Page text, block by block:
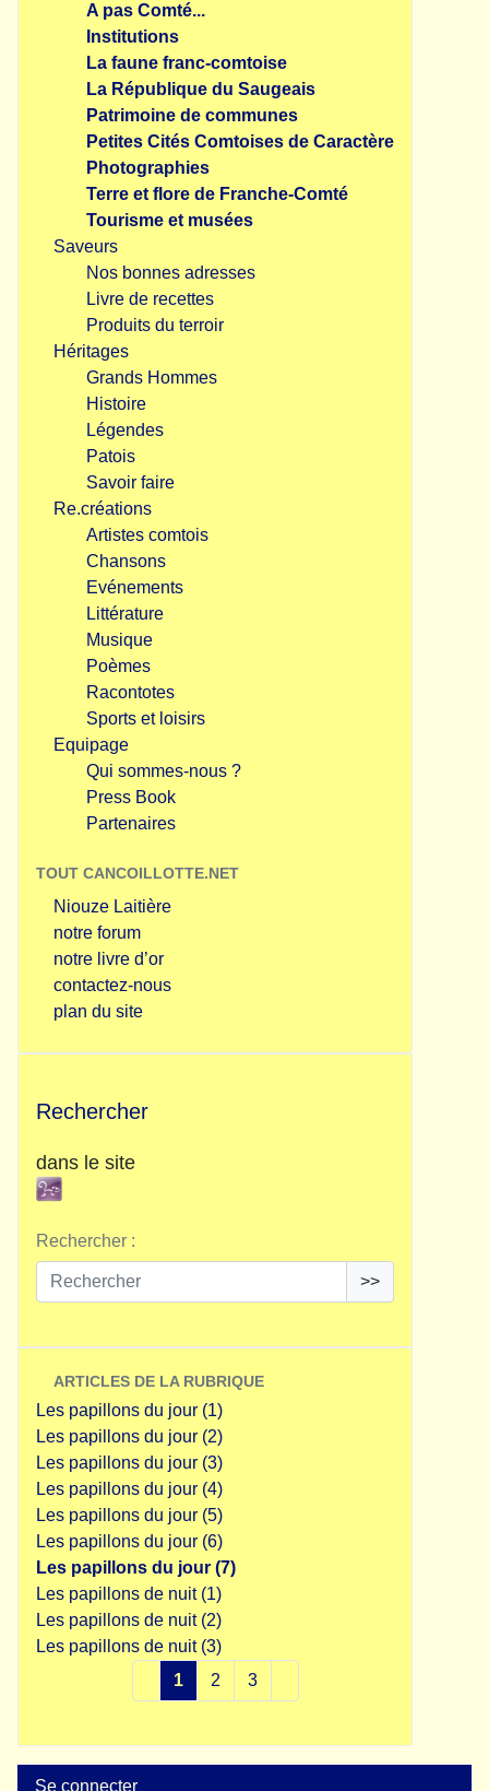
A pas Comté...
Institutions
La faune franc-comtoise
La République du Saugeais
Patrimoine de communes
Petites Cités Comtoises de Caractère
Photographies
Terre et flore de Franche-Comté
Tourisme et musées
Saveurs
Nos bonnes adresses
Livre de recettes
Produits du terroir
Héritages
Grands Hommes
Histoire
Légendes
Patois
Savoir faire
Re.créations
Artistes comtois
Chansons
Evénements
Littérature
Musique
Poèmes
Racontotes
Sports et loisirs
Equipage
Qui sommes-nous ?
Press Book
Partenaires
TOUT CANCOILLOTTE.NET
Niouze Laitière
notre forum
notre livre d’or
contactez-nous
plan du site
Rechercher
dans le site
Rechercher :
>>
ARTICLES DE LA RUBRIQUE
Les papillons du jour (1)
Les papillons du jour (2)
Les papillons du jour (3)
Les papillons du jour (4)
Les papillons du jour (5)
Les papillons du jour (6)
Les papillons du jour (7)
Les papillons de nuit (1)
Les papillons de nuit (2)
Les papillons de nuit (3)
1
2 3
Se connecter